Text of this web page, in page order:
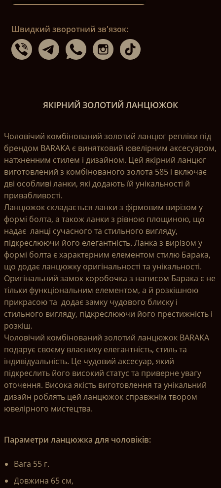
Швидкий зворотний зв'язок:
ЯКІРНИЙ ЗОЛОТИЙ ЛАНЦЮЖОК
Чоловічий комбінований золотий ланцюг репліки під
брендом BARAKA є винятковий ювелірним аксесуаром,
натхненним стилем і дизайном. Цей якірний ланцюг
виготовлений з комбінованого золота 585 і включає
дві особливі ланки, які додають їй унікальності й
привабливості.
Ланцюжок складається ланки з фірмовим вирізом у
формі болта, а також ланки з рівною площиною, що
надає ланці сучасного та стильного вигляду,
підкреслюючи його елегантність. Ланка з вирізом у
формі болта є характерним елементом стилю Барака,
що додає ланцюжку оригінальності та унікальності.
Оригінальний замок коробочка з написом Барака є не
тільки функціональним елементом, а й розкішною
прикрасою та додає замку чудового блиску і
стильного вигляду, підкреслюючи його престижність і
розкіш.
Чоловічий комбінований золотий ланцюжок BARAKA
подарує своєму власнику елегантність, стиль та
індивідуальність. Це чудовий аксесуар, який
підкреслить його високий статус та приверне увагу
оточення. Висока якість виготовлення та унікальний
дизайн роблять цей ланцюжок справжнім твором
ювелірного мистецтва.
Параметри ланцюжка для чоловіків:
Вага 55 г.
Довжина 65 см,